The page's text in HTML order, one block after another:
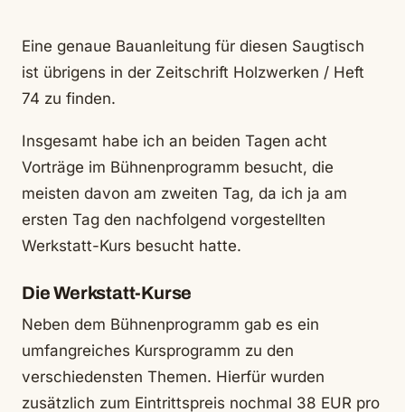
Eine genaue Bauanleitung für diesen Saugtisch
ist übrigens in der Zeitschrift Holzwerken / Heft
74 zu finden.
Insgesamt habe ich an beiden Tagen acht
Vorträge im Bühnenprogramm besucht, die
meisten davon am zweiten Tag, da ich ja am
ersten Tag den nachfolgend vorgestellten
Werkstatt-Kurs besucht hatte.
Die Werkstatt-Kurse
Neben dem Bühnenprogramm gab es ein
umfangreiches Kursprogramm zu den
verschiedensten Themen. Hierfür wurden
zusätzlich zum Eintrittspreis nochmal 38 EUR pro